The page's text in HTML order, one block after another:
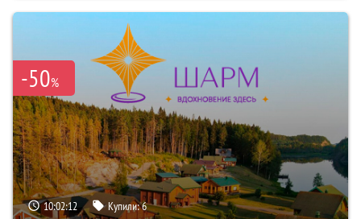
-50%
10:02:11 Купили:6